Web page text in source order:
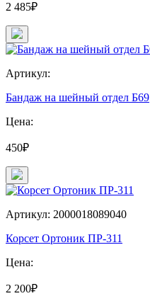
2 485₽
Артикул:
Бандаж на шейный отдел Б69
Цена:
450₽
Артикул: 2000018089040
Корсет Ортоник ПР-311
Цена:
2 200₽